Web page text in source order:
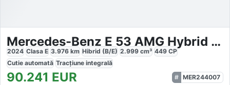
Mercedes-Benz E 53 AMG Hybrid 4M PREMIUM
2024 Clasa E 3.976 km Hibrid (B/E) 2.999 cm³ 449 CP
Cutie automată Tracțiune integrală
90.241 EUR
MER244007